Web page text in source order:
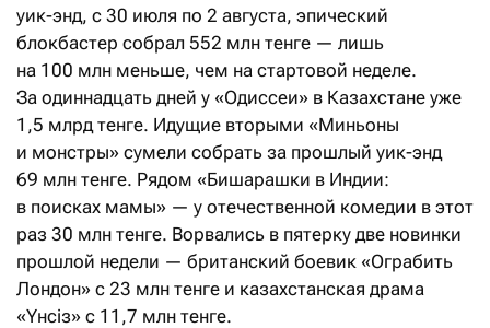
уик-энд, с 30 июля по 2 августа, эпический
блокбастер собрал 552 млн тенге — лишь
на 100 млн меньше, чем на стартовой неделе.
За одиннадцать дней у «Одиссеи» в Казахстане уже
1,5 млрд тенге. Идущие вторыми «Миньоны
и монстры» сумели собрать за прошлый уик-энд
69 млн тенге. Рядом «Бишарашки в Индии:
в поисках мамы» — у отечественной комедии в этот
раз 30 млн тенге. Ворвались в пятерку две новинки
прошлой недели — британский боевик «Ограбить
Лондон» с 23 млн тенге и казахстанская драма
«Үнсіз» с 11,7 млн тенге.